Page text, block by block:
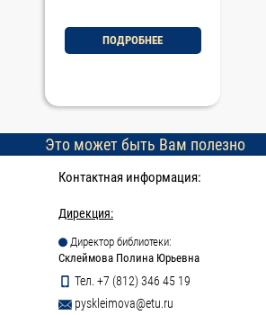
ПОДРОБНЕЕ
ПОДРОБНЕЕ
Это может быть Вам полезно
Контактная информация:
Дирекция:
Директор библиотеки:
Склеймова Полина Юрьевна
Тел. +7 (812) 346 45 19
pyskleimova@etu.ru